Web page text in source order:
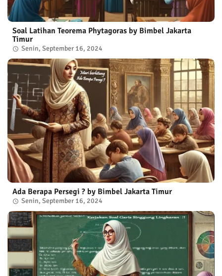
Soal Latihan Teorema Phytagoras by Bimbel Jakarta
Timur
Senin, September 16, 2024
Ada Berapa Persegi ? by Bimbel Jakarta Timur
Senin, September 16, 2024